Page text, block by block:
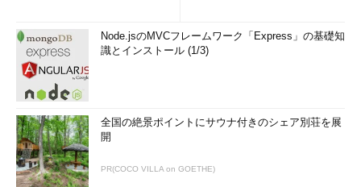
Node.jsのMVCフレームワーク「Express」の基礎知
識とインストール (1/3)
全国の絶景ポイントにサウナ付きのシェア別荘を展
開
PR(COCO VILLA on GOETHE)